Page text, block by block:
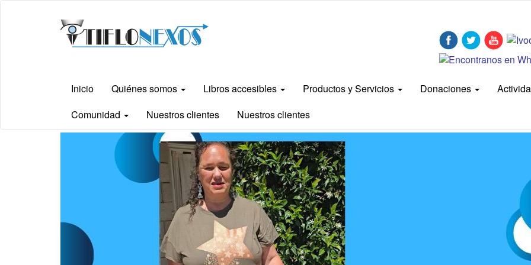
Inicio Quiénes somos Libros accesibles Productos y Servicios Donaciones
Comunidad
Nuestros clientes Nuestros clientes
Contenido
principal